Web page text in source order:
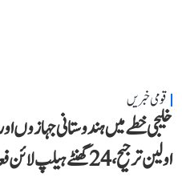
قومی خبریں
خلیجی خطے میں ہندوستانی
اولین ترجیح، 24 گھنٹے ہیلپ لائن فعال: وزارتِ خارجہ